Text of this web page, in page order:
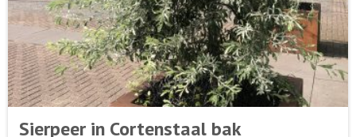
Sierpeer in Cortenstaal bak